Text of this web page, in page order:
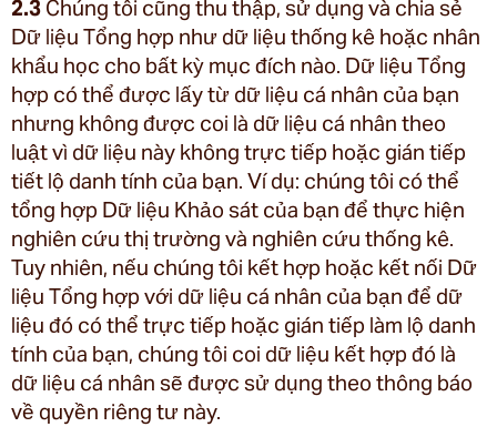
2.3 Chúng tôi cũng thu thập, sử dụng và chia sẻ
Dữ liệu Tổng hợp như dữ liệu thống kê hoặc nhân
khẩu học cho bất kỳ mục đích nào. Dữ liệu Tổng
hợp có thể được lấy từ dữ liệu cá nhân của bạn
nhưng không được coi là dữ liệu cá nhân theo
luật vì dữ liệu này không trực tiếp hoặc gián tiếp
tiết lộ danh tính của bạn. Ví dụ: chúng tôi có thể
tổng hợp Dữ liệu Khảo sát của bạn để thực hiện
nghiên cứu thị trường và nghiên cứu thống kê.
Tuy nhiên, nếu chúng tôi kết hợp hoặc kết nối Dữ
liệu Tổng hợp với dữ liệu cá nhân của bạn để dữ
liệu đó có thể trực tiếp hoặc gián tiếp làm lộ danh
tính của bạn, chúng tôi coi dữ liệu kết hợp đó là
dữ liệu cá nhân sẽ được sử dụng theo thông báo
về quyền riêng tư này.